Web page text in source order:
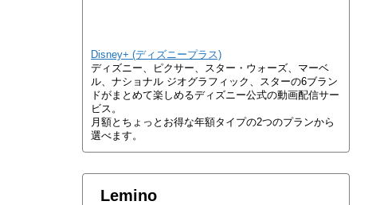
Disney+ (ディズニープラス)
ディズニー、ピクサー、スター・ウォーズ、マーベ
ル、ナショナル ジオグラフィック、スターの6ブラン
ドがまとめて楽しめるディズニー公式の動画配信サー
ビス。
月額とちょっとお得な年額タイプの2つのプランから
選べます。
Lemino